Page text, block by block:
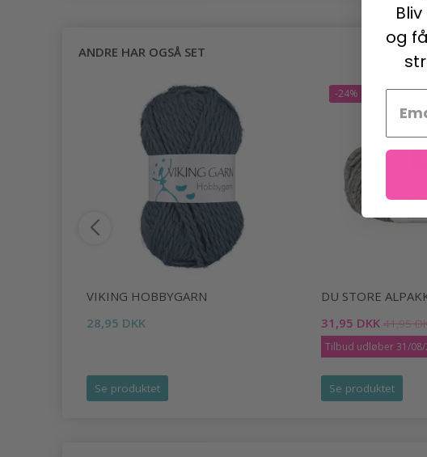
ANDRE HAR OGSÅ SET
VIKING HOBBYGARN
28,95 DKK
Se produktet
-24%
DU STORE
31,95 DKK 41,95
Tilbud udløber 31/
Se produktet
og